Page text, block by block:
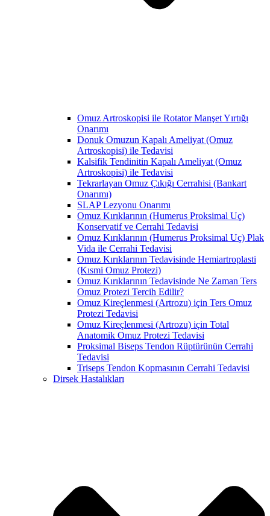
Omuz Artroskopisi ile Rotator Manşet Yırtığı
Onarımı
Donuk Omuzun Kapalı Ameliyat (Omuz
Artroskopisi) ile Tedavisi
Kalsifik Tendinitin Kapalı Ameliyat (Omuz
Artroskopisi) ile Tedavisi
Tekrarlayan Omuz Çıkığı Cerrahisi (Bankart
Onarımı)
SLAP Lezyonu Onarımı
Omuz Kırıklarının (Humerus Proksimal Uç)
Konservatif ve Cerrahi Tedavisi
Omuz Kırıklarının (Humerus Proksimal Uç) Plak
Vida ile Cerrahi Tedavisi
Omuz Kırıklarının Tedavisinde Hemiartroplasti
(Kısmi Omuz Protezi)
Omuz Kırıklarının Tedavisinde Ne Zaman Ters
Omuz Protezi Tercih Edilir?
Omuz Kireçlenmesi (Artrozu) için Ters Omuz
Protezi Tedavisi
Omuz Kireçlenmesi (Artrozu) için Total
Anatomik Omuz Protezi Tedavisi
Proksimal Biseps Tendon Rüptürünün Cerrahi
Tedavisi
Triseps Tendon Kopmasının Cerrahi Tedavisi
Dirsek Hastalıkları